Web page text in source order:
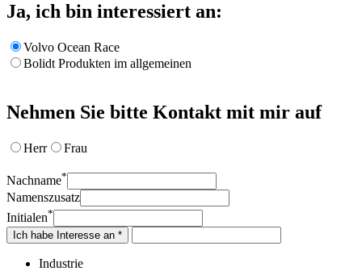
Ja, ich bin interessiert an:
Volvo Ocean Race
Bolidt Produkten im allgemeinen
Nehmen Sie bitte Kontakt mit mir auf
Herr Frau
Nachname*
Namenszusatz
Initialen*
Ich habe Interesse an *
Industrie